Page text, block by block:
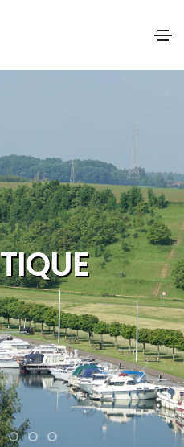
SONT
ET DE
:
et
de
douce